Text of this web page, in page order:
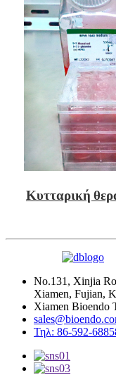
Κυτταρική
No.131, Xinjia
Xiamen, Fujian,
Xiamen Bioendo
Τηλ: 86-592-